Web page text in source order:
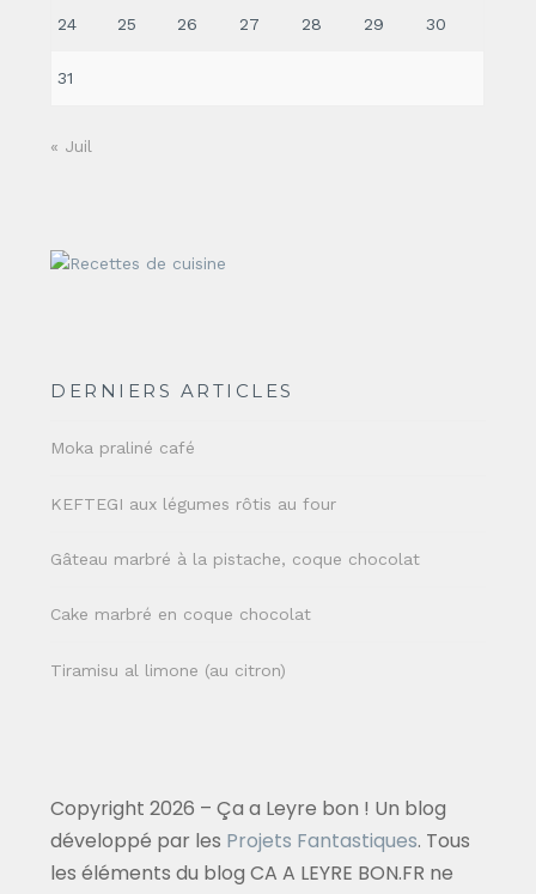
24 25 26 27 28 29 30
31
« Juil
DERNIERS ARTICLES
Moka praliné café
KEFTEGI aux légumes rôtis au four
Gâteau marbré à la pistache, coque chocolat
Cake marbré en coque chocolat
Tiramisu al limone (au citron)
Copyright 2026 – Ça a Leyre bon ! Un blog
développé par les Projets Fantastiques. Tous
les éléments du blog CA A LEYRE BON.FR ne